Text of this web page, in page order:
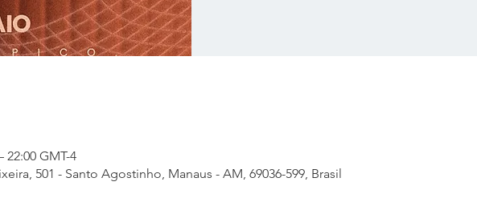
22:00 GMT-4
501 - Santo Agostinho, Manaus - AM, 69036-599, Brasil